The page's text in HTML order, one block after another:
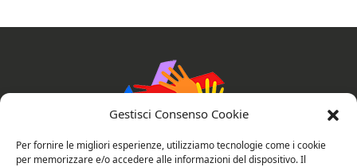
Gestisci Consenso Cookie
Per fornire le migliori esperienze, utilizziamo tecnologie come i cookie
per memorizzare e/o accedere alle informazioni del dispositivo. Il